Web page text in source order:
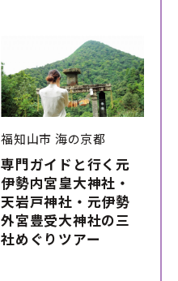
福知山市 海の京都
専門ガイドと行く元
伊勢内宮皇大神社・
天岩戸神社・元伊勢
外宮豊受大神社の三
社めぐりツアー